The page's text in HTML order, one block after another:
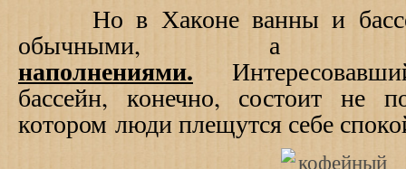
Но в Хаконе ванны и
обычными,
наполнениями.
бассейн, конечно, состоит не
котором люди плещутся себе